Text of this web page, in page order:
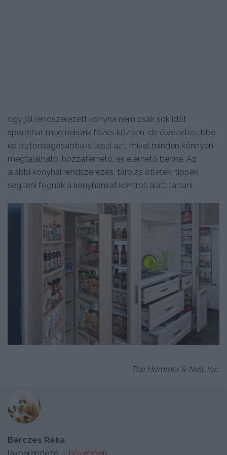
Egy jól rendszerezett konyha nem csak sok időt
spórolhat meg nekünk főzés közben, de élvezetesebbé,
és biztonságosabbá is teszi azt, mivel minden könnyen
megtalálható, hozzáférhető, és elérhető benne. Az
alábbi konyhai rendszerezés, tárolás ötletek, tippek
segíteni fognak a konyhánkat kontroll alatt tartani.
The Hammer & Nail, Inc.
Bérczes Réka